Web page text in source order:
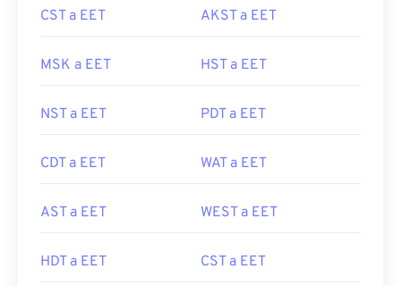
CST a EET AKST a EET
MSK a EET HST a EET
NST a EET PDT a EET
CDT a EET WAT a EET
AST a EET WEST a EET
HDT a EET CST a EET